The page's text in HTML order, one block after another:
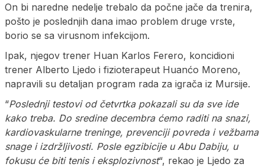
On bi naredne nedelje trebalo da počne jače da trenira,
pošto je poslednjih dana imao problem druge vrste,
borio se sa virusnom infekcijom.
Ipak, njegov trener Huan Karlos Ferero, koncidioni
trener Alberto Ljedo i fizioterapeut Huanćo Moreno,
napravili su detaljan program rada za igrača iz Mursije.
“Poslednji testovi od četvrtka pokazali su da sve ide
kako treba. Do sredine decembra ćemo raditi na snazi,
kardiovaskularne treninge, prevenciji povreda i vežbama
snage i izdržljivosti. Posle egzibicije u Abu Dabiju, u
fokusu će biti tenis i eksplozivnost“, rekao je Ljedo za